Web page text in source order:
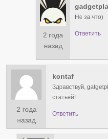
2 года
назад
Не за что)
Ответить
2 года
назад
kontaf
Здравствуй,
статьей!
Ответить